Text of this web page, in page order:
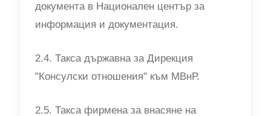
документа в Национален център за
информация и документация.
2.4. Такса държавна за Дирекция
"Консулски отношения" към МВнР.
2.5. Такса фирмена за внасяне на